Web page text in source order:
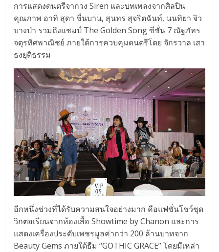
การแสดงดนตรีจากวง Siren และบทเพลงจากศิลปิน
คุณภาพ อาทิ สุดา ชื่นบาน, สุนทร สุจริตฉันท์, นนทิยา จิว
บางป่า รวมถึงแชมป์ The Golden Song ซีซั่น 7 ณัฐภัทร
จตุรทิศพาณิชย์ ภายใต้การควบคุมดนตรีโดย จักรวาล เสา
ธงยุติธรรม
อีกหนึ่งช่วงที่ได้รับความสนใจอย่างมาก คือแฟชั่นโชว์ชุด
วิกตอเรียนจากห้องเสื้อ Showtime by Chanon และการ
แสดงเครื่องประดับเพชรมูลค่ากว่า 200 ล้านบาทจาก
Beauty Gems ภายใต้ธีม “GOTHIC GRACE” โดยมีเหล่า